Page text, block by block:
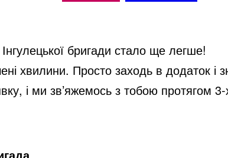
d
бригади стало ще легше!
хвилини. Просто заходь в додаток і
і ми зв’яжемось з тобою протягом